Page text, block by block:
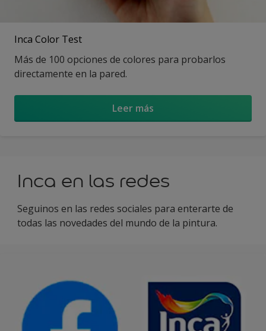
Inca Color Test
Más de 100 opciones de colores para probarlos
directamente en la pared.
Leer más
Inca en las redes
Seguinos en las redes sociales para enterarte de
todas las novedades del mundo de la pintura.